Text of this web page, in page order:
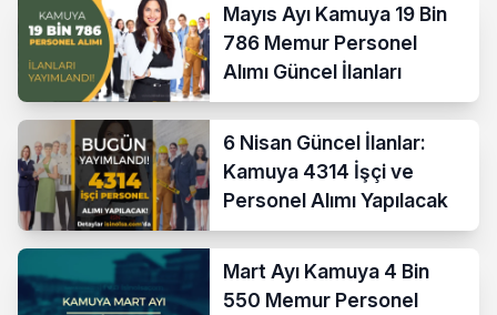
Mayıs Ayı Kamuya 19 Bin
786 Memur Personel
Alımı Güncel İlanları
6 Nisan Güncel İlanlar:
Kamuya 4314 İşçi ve
Personel Alımı Yapılacak
Mart Ayı Kamuya 4 Bin
550 Memur Personel